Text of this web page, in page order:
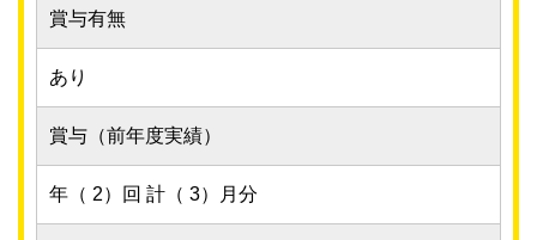
賞与有無
あり
賞与（前年度実績）
年（ 2）回 計（ 3）月分